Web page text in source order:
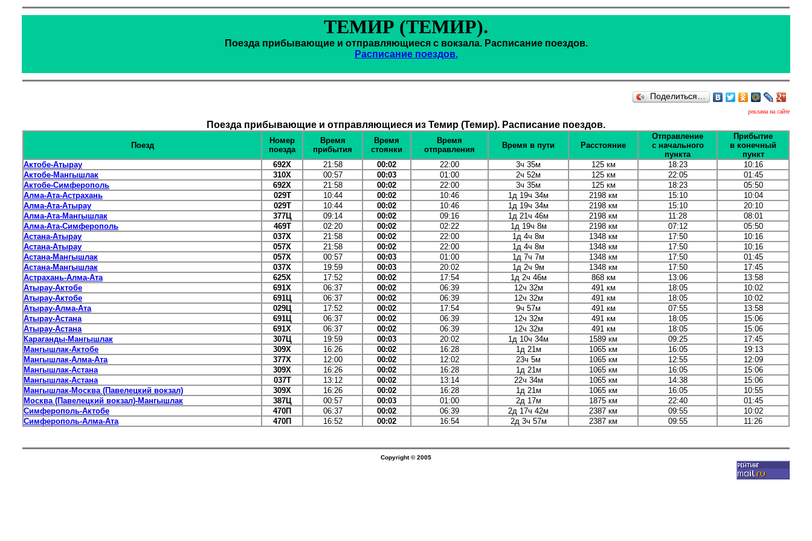
ТЕМИР (ТЕМИР).
Поезда прибывающие и отправляющиеся с вокзала. Расписание поездов.
Расписание поездов.
Поделиться…
реклама на сайте
Поезда прибывающие и отправляющиеся из Темир (Темир). Расписание поездов.
Поезд
Номер
поезда
Время
прибытия
Время
стоянки
Время
отправления
Время в пути Расстояние
Отправление
с начального
пункта
Прибытие
в конечный
пункт
Актобе-Атырау
692Х 21:58 00:02 22:00 3ч 35м 125 км 18:23
10:16
Актобе-Мангышлак
310Х 00:57 00:03 01:00 2ч 52м 125 км 22:05
01:45
Актобе-Симферополь
692Х 21:58 00:02 22:00 3ч 35м 125 км 18:23
05:50
Алма-Ата-Астрахань
029Т 10:44 00:02 10:46 1д 19ч 34м 2198 км 15:10
10:04
Алма-Ата-Атырау
029Т 10:44 00:02 10:46 1д 19ч 34м 2198 км 15:10
20:10
Алма-Ата-Мангышлак
377Ц 09:14 00:02 09:16 1д 21ч 46м 2198 км 11:28
08:01
Алма-Ата-Симферополь
469Т 02:20 00:02 02:22 1д 19ч 8м 2198 км 07:12
05:50
Астана-Атырау
037Х 21:58 00:02 22:00 1д 4ч 8м 1348 км 17:50
10:16
Астана-Атырау
057Х 21:58 00:02 22:00 1д 4ч 8м 1348 км 17:50
10:16
Астана-Мангышлак
057Х 00:57 00:03 01:00 1д 7ч 7м 1348 км 17:50
01:45
Астана-Мангышлак
037Х 19:59 00:03 20:02 1д 2ч 9м 1348 км 17:50
17:45
Астрахань-Алма-Ата
625Х 17:52 00:02 17:54 1д 2ч 46м 868 км 13:06
13:58
Атырау-Актобе
691Х 06:37 00:02 06:39 12ч 32м 491 км 18:05
10:02
Атырау-Актобе
691Ц 06:37 00:02 06:39 12ч 32м 491 км 18:05
10:02
Атырау-Алма-Ата
029Ц 17:52 00:02 17:54 9ч 57м 491 км 07:55
13:58
Атырау-Астана
691Ц 06:37 00:02 06:39 12ч 32м 491 км 18:05
15:06
Атырау-Астана
691Х 06:37 00:02 06:39 12ч 32м 491 км 18:05
15:06
Караганды-Мангышлак
307Ц 19:59 00:03 20:02 1д 10ч 34м 1589 км 09:25
17:45
Мангышлак-Актобе
309Х 16:26 00:02 16:28 1д 21м 1065 км 16:05
19:13
Мангышлак-Алма-Ата
377Х 12:00 00:02 12:02 23ч 5м 1065 км 12:55
12:09
Мангышлак-Астана
309Х 16:26 00:02 16:28 1д 21м 1065 км 16:05
15:06
Мангышлак-Астана
037Т 13:12 00:02 13:14 22ч 34м 1065 км 14:38
15:06
Мангышлак-Москва (Павелецкий вокзал)
309Х 16:26 00:02 16:28 1д 21м 1065 км 16:05
10:55
Москва (Павелецкий вокзал)-Мангышлак
387Ц 00:57 00:03 01:00 2д 17м 1875 км 22:40
01:45
Симферополь-Актобе
470П 06:37 00:02 06:39 2д 17ч 42м 2387 км 09:55
10:02
Симферополь-Алма-Ата
470П 16:52 00:02 16:54 2д 3ч 57м 2387 км 09:55 11:26
Copyright © 2005